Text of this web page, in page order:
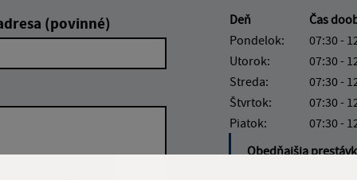
(povinné) Deň Čas
Pondelok:
07:30 -
Utorok:
07:30 -
Streda:
07:30 -
Štvrtok:
07:30 -
Piatok:
07:30 -
Obedňajšia